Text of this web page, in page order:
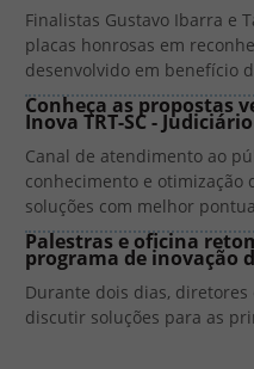
Finalistas Gustavo Ibarra e
placas honrosas em
desenvolvido em benefício
Conheça as propostas
Inova TRT-SC - Judiciário
Canal de atendimento ao
conhecimento e otimização
soluções com melhor
Palestras e oficina
programa de inovação
Durante dois dias, diretores
discutir soluções para as